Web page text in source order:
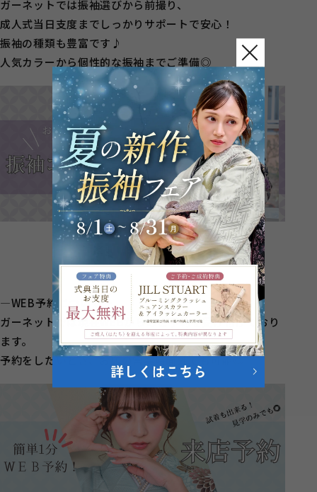
ガーネットでは振袖選びから前撮り、
成人式当日支度までしっかりサポートで安心！
振袖の種類も豊富です♪
人気カラーから個性的な振袖までご準備◎
―WEB予約について―
ガーネットでは現在WEBからのご予約を受け付けており
ます。
予約をしたいとき、お店の営業時間外でも可能◎